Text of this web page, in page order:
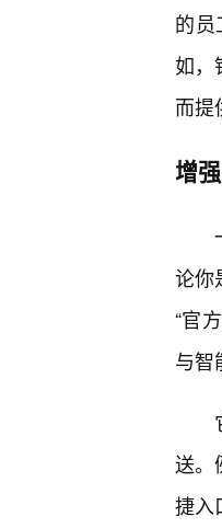
的
如，
而提
增
论你
“官
与智
送。
捷入